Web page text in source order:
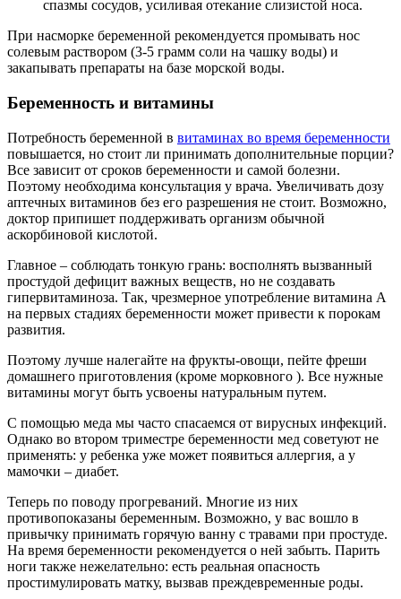
спазмы сосудов, усиливая отекание слизистой носа.
При насморке беременной рекомендуется промывать нос
солевым раствором (3-5 грамм соли на чашку воды) и
закапывать препараты на базе морской воды.
Беременность и витамины
Потребность беременной в витаминах во время беременности
повышается, но стоит ли принимать дополнительные порции?
Все зависит от сроков беременности и самой болезни.
Поэтому необходима консультация у врача. Увеличивать дозу
аптечных витаминов без его разрешения не стоит. Возможно,
доктор припишет поддерживать организм обычной
аскорбиновой кислотой.
Главное – соблюдать тонкую грань: восполнять вызванный
простудой дефицит важных веществ, но не создавать
гипервитаминоза. Так, чрезмерное употребление витамина А
на первых стадиях беременности может привести к порокам
развития.
Поэтому лучше налегайте на фрукты-овощи, пейте фреши
домашнего приготовления (кроме морковного ). Все нужные
витамины могут быть усвоены натуральным путем.
С помощью меда мы часто спасаемся от вирусных инфекций.
Однако во втором триместре беременности мед советуют не
применять: у ребенка уже может появиться аллергия, а у
мамочки – диабет.
Теперь по поводу прогреваний. Многие из них
противопоказаны беременным. Возможно, у вас вошло в
привычку принимать горячую ванну с травами при простуде.
На время беременности рекомендуется о ней забыть. Парить
ноги также нежелательно: есть реальная опасность
простимулировать матку, вызвав преждевременные роды.